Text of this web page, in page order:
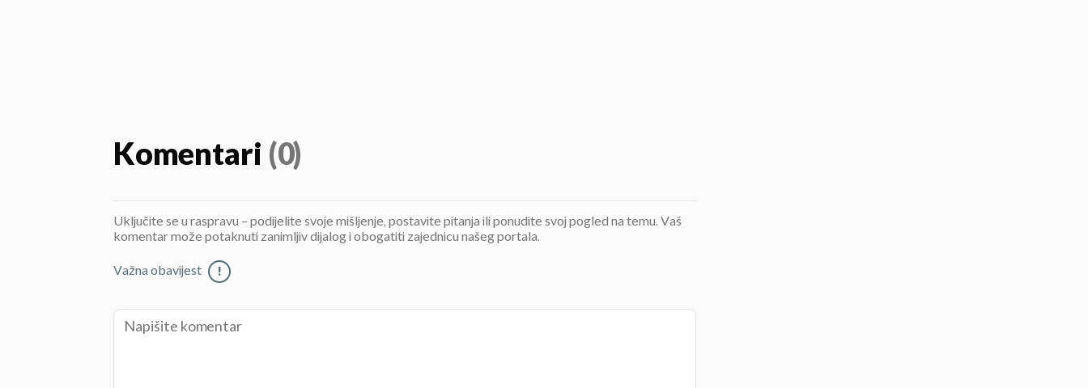
Komentari (0)
Uključite se u raspravu – podijelite svoje mišljenje, postavite pitanja ili ponudite svoj pogled na temu. Vaš
komentar može potaknuti zanimljiv dijalog i obogatiti zajednicu našeg portala.
Važna obavijest !